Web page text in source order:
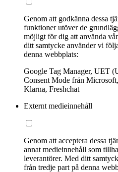
Genom att godkänna dessa
funktioner utöver de
möjligt för dig att använda
ditt samtycke använder vi
denna webbplats:
Google Tag Manager, UET
Consent Mode från
Klarna, Freshchat
Externt medieinnehåll
Genom att acceptera dessa
annat medieinnehåll som
leverantörer. Med ditt
från tredje part på denna